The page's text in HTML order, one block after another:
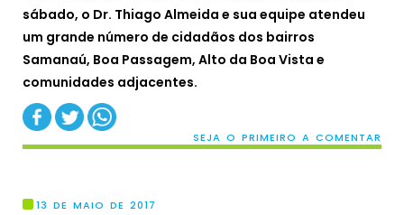
sábado, o Dr. Thiago Almeida e sua equipe atendeu
um grande número de cidadãos dos bairros
Samanaú, Boa Passagem, Alto da Boa Vista e
comunidades adjacentes.
SEJA O PRIMEIRO A COMENTAR
13 DE MAIO DE 2017